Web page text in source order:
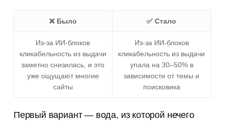
❌ Было ✅ Стало
Из-за ИИ-блоков
кликабельность из выдачи
заметно снизилась, и это
уже ощущают многие
сайты
Из-за ИИ-блоков
кликабельность из выдачи
упала на 30–50% в
зависимости от темы и
поисковика
Первый вариант — вода, из которой нечего